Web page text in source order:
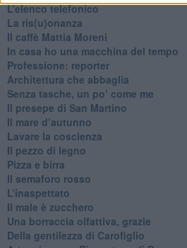
​L’elenco telefonico
​La ris(u)onanza
​Il caffè Mattia Moreni
​In casa ho una macchina del tempo
Professione: reporter
Architettura che abbaglia
​Senza tasche, un po’ come me
​Il presepe di San Martino
​Il mare d’autunno
​Lavare la coscienza
​Il pezzo di legno
​Pizza e birra
​Il semaforo rosso
​L’inaspettato
​Il male è zucchero
​Una borraccia olfattiva, grazie
​Della gentilezza di Carofiglio